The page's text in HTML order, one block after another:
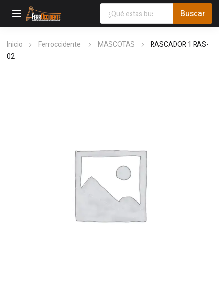
Inicio Ferroccidente MASCOTAS
RASCADOR 1 RAS-
02